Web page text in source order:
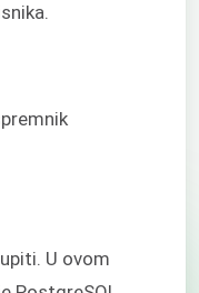
U ovom